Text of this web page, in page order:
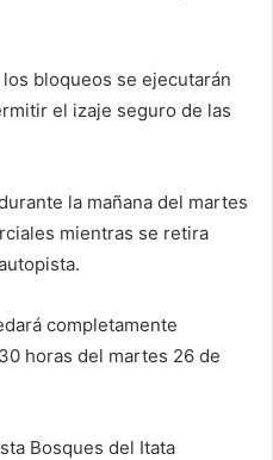
bloqueos se ejecutarán
el izaje seguro de las
la mañana del martes
mientras se retira
completamente
horas del martes 26 de
Bosques del Itata